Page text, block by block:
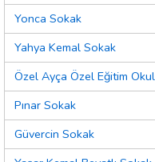
Yonca Sokak
Yahya Kemal Sokak
Özel Ayça Özel Eğitim
Pınar Sokak
Güvercin Sokak